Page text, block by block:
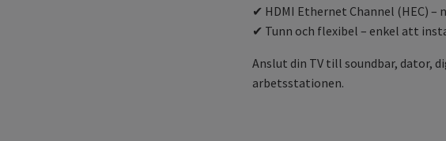
✔ HDMI Ethernet Channel (HEC)
✔ Tunn och flexibel – enkel att
Anslut din TV till soundbar, dator,
arbetsstationen.